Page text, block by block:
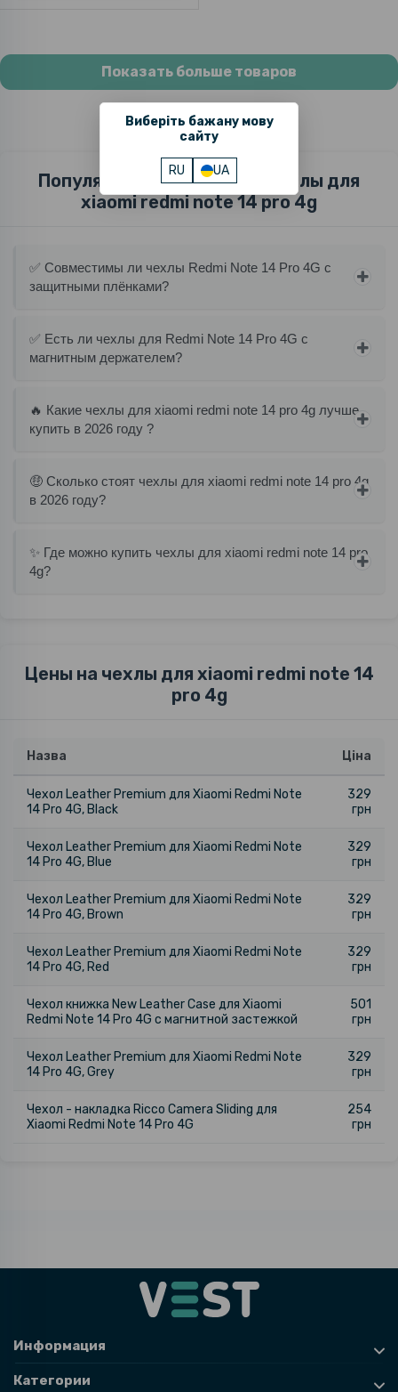
Виберіть бажану мову
сайту
RU UA
Показать больше товаров
Популярные вопросы про чехлы для
xiaomi redmi note 14 pro 4g
✅ Совместимы ли чехлы Redmi Note 14 Pro 4G с
защитными плёнками?
✅ Есть ли чехлы для Redmi Note 14 Pro 4G с
магнитным держателем?
🔥 Какие чехлы для xiaomi redmi note 14 pro 4g лучше
купить в 2026 году ?
🤑 Сколько стоят чехлы для xiaomi redmi note 14 pro 4g
в 2026 году?
✨ Где можно купить чехлы для xiaomi redmi note 14 pro
4g?
Цены на чехлы для xiaomi redmi note 14
pro 4g
Назва Ціна
Чехол Leather Premium для Xiaomi Redmi Note
14 Pro 4G, Black
329
грн
Чехол Leather Premium для Xiaomi Redmi Note
14 Pro 4G, Blue
329
грн
Чехол Leather Premium для Xiaomi Redmi Note
14 Pro 4G, Brown
329
грн
Чехол Leather Premium для Xiaomi Redmi Note
14 Pro 4G, Red
329
грн
Чехол книжка New Leather Case для Xiaomi
Redmi Note 14 Pro 4G с магнитной застежкой
501
грн
Чехол Leather Premium для Xiaomi Redmi Note
14 Pro 4G, Grey
329
грн
Чехол - накладка Ricco Camera Sliding для
Xiaomi Redmi Note 14 Pro 4G
254
грн
Информация
Категории